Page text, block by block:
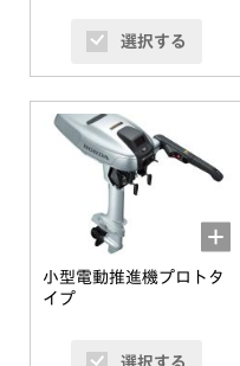
選択する
小型電動推進機プロトタ
イプ
選択する